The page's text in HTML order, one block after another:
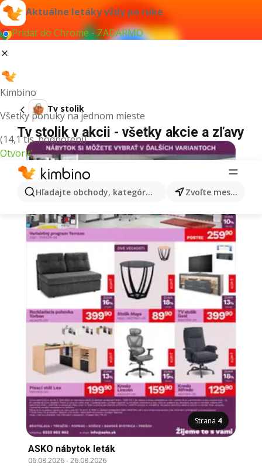
Aktuálne letáky vždy po ruke
Pridať do Chrome - ZADARMO
Kimbino
Všetky ponuky na jednom mieste
(14,1 tis. hodnotení)
Otvoriť
Hľadajte obchody, kategórie, produkty... Zvoľte mesto
Tv stolik
Tv stolik v akcii - všetky akcie a zľavy
Strana 4
ASKO nábytok leták
06.08.2026-26.08.2026